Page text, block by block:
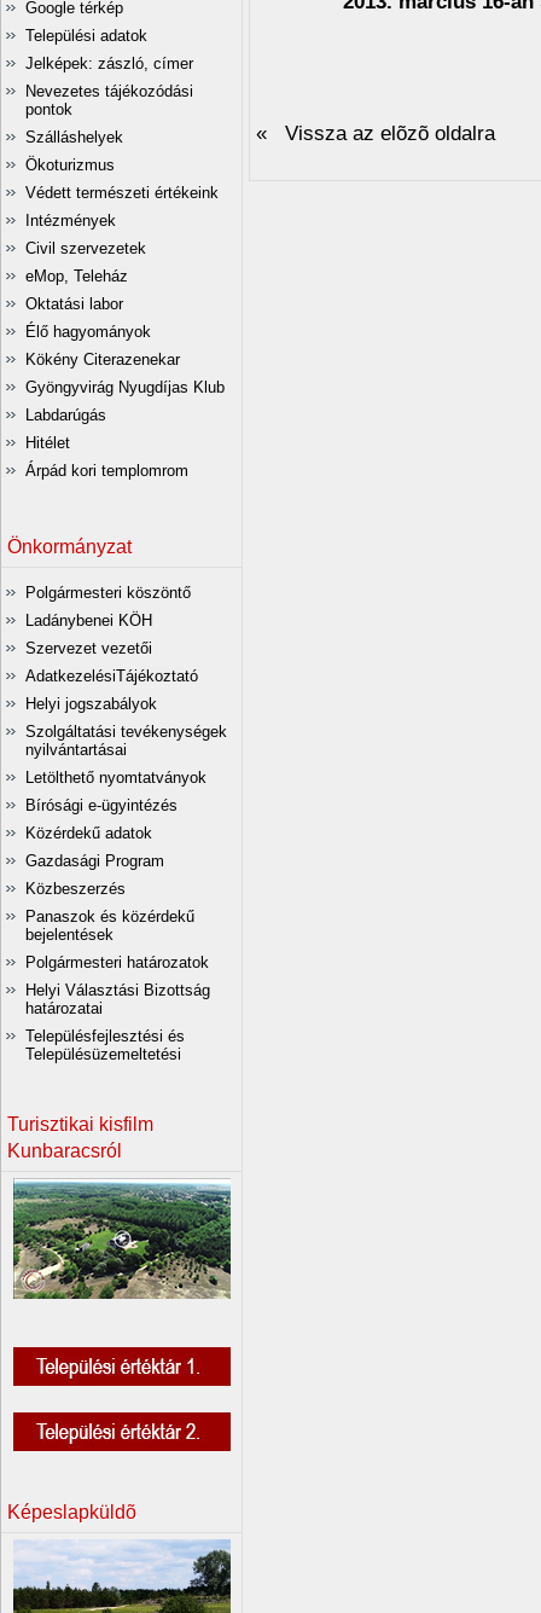
Google térkép
Települési adatok
Jelképek: zászló, címer
Nevezetes tájékozódási
pontok
Szálláshelyek
Ökoturizmus
Védett természeti értékeink
Intézmények
Civil szervezetek
eMop, Teleház
Oktatási labor
Élő hagyományok
Kökény Citerazenekar
Gyöngyvirág Nyugdíjas Klub
Labdarúgás
Hitélet
Árpád kori templomrom
Önkormányzat
Polgármesteri köszöntő
Ladánybenei KÖH
Szervezet vezetői
AdatkezelésiTájékoztató
Helyi jogszabályok
Szolgáltatási tevékenységek
nyilvántartásai
Letölthető nyomtatványok
Bírósági e-ügyintézés
Közérdekű adatok
Gazdasági Program
Közbeszerzés
Panaszok és közérdekű
bejelentések
Polgármesteri határozatok
Helyi Választási Bizottság
határozatai
Településfejlesztési és
Településüzemeltetési
Turisztikai kisfilm
Kunbaracsról
Képeslapküldõ
« Vissza az elõzõ oldalra